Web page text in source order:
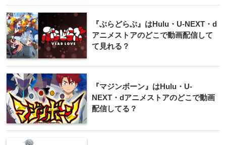
『ぶらどらぶ』はHulu・U-NEXT・d
アニメストアのどこで動画配信して
て見れる？
『マジンボーン』はHulu・U-
NEXT・dアニメストアのどこで動画
配信してる？